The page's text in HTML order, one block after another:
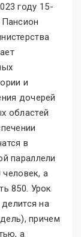
году 15-
и
дочерей
областей
в
параллели
человек, а
850. Урок
на
причем
а